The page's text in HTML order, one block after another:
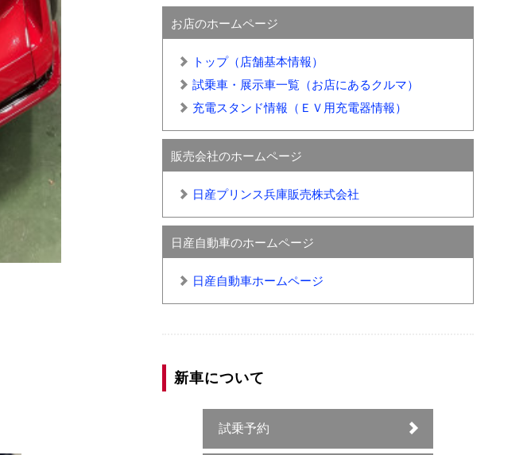
お店のホームページ
トップ（店舗基本情報）
試乗車・展示車一覧（お店にあるクルマ）
充電スタンド情報（ＥＶ用充電器情報）
販売会社のホームページ
日産プリンス兵庫販売株式会社
日産自動車のホームページ
日産自動車ホームページ
新車について
試乗予約